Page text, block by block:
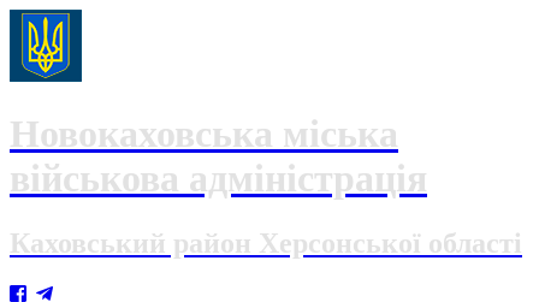
Новокаховська міська
військова адміністрація
Каховський район Херсонської області